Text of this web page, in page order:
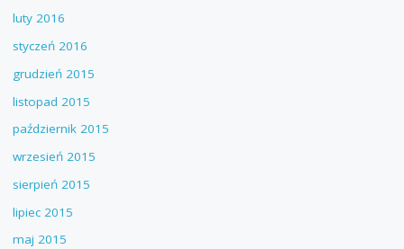
luty 2016
styczeń 2016
grudzień 2015
listopad 2015
październik 2015
wrzesień 2015
sierpień 2015
lipiec 2015
maj 2015